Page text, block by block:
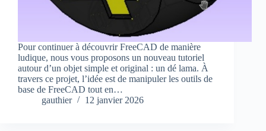
Pour continuer à découvrir FreeCAD de manière
ludique, nous vous proposons un nouveau tutoriel
autour d’un objet simple et original : un dé lama. À
travers ce projet, l’idée est de manipuler les outils de
base de FreeCAD tout en…
gauthier
12 janvier 2026